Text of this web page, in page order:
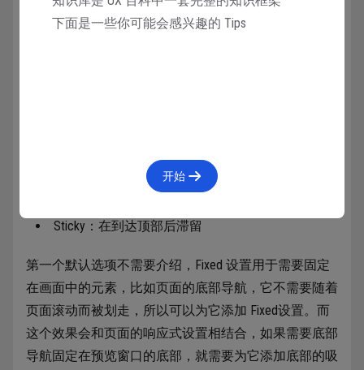
也就是说，一个页面的预览会包含整个页面的垂直滚动
（通常不会水平），然后根据下级组件的显示需要，再
Scroll with patent：随父级画布一起平移
Sticky：在到达顶部后滞留
第一个默认选项不需要介绍，Fixed 设置用于需要固定
在画面中的元素，比如页面的底部导航，它不需要随着
页面滚动而被划走，所以可以为它添加 Fixed设置。而
这个效果会和页面的响应式设置相结合，如果需要底部
导航固定在预览窗口的底部，就需要为它添加底部的吸
下面是一些你可能会感兴趣的 Tips
开始